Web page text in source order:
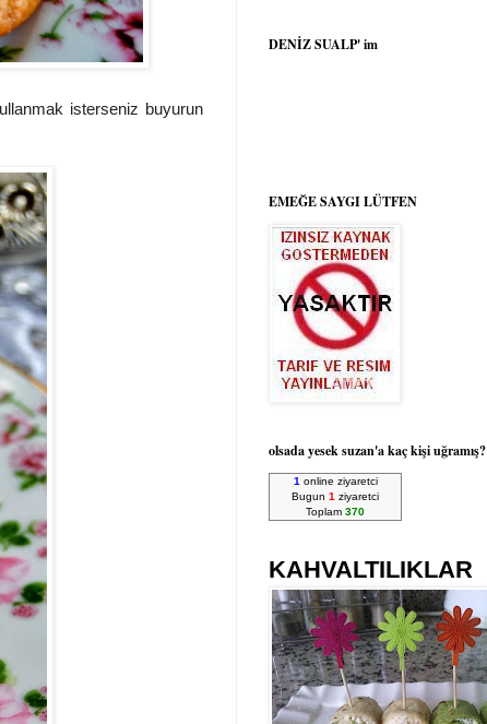
isterseniz buyurun
DENİZ SUALP' im
EMEĞE SAYGI LÜTFEN
olsada yesek suzan'a kaç kişi uğramış?
1 online ziyaretci
Bugun 1 ziyaretci
Toplam 370
KAHVALTILIKLAR